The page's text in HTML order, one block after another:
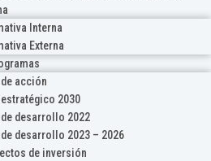
Interna
Externa
acción
estratégico 2030
de desarrollo 2022
de desarrollo 2023 – 2026
de inversión